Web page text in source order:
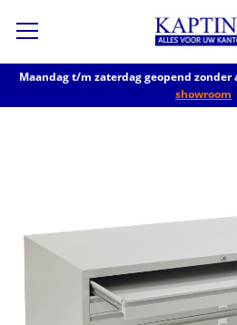
Maandag t/m zaterdag geopend zonder
showroom